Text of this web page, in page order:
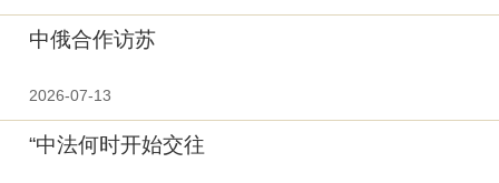
中俄合作访苏
2026-07-13
“中法何时开始交往